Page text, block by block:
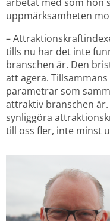
uppmärksamheten
–
tills nu har det inte
branschen är. Den
att agera.
parametrar som
attraktiv branschen
synliggöra
till oss fler, inte minst